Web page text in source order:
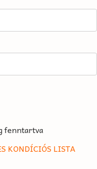
fenntartva
KONDÍCIÓS LISTA